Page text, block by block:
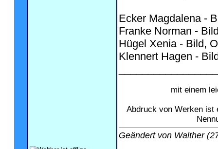
Ecker Magdalena -
Franke Norman -
Hügel Xenia - Bild,
Klennert Hagen -
mit einem
Abdruck von Werken ist
Geändert von Walther